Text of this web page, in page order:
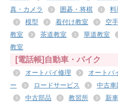
真・カメラ
囲碁・将棋 料
模型
着付け教室 空
教室
茶道教室 華道教室
教室
[電話帳]自動車・バイク
オートバイ修理 オートバ
ー
ロードサービス 中古車
中古部品
教習所 新